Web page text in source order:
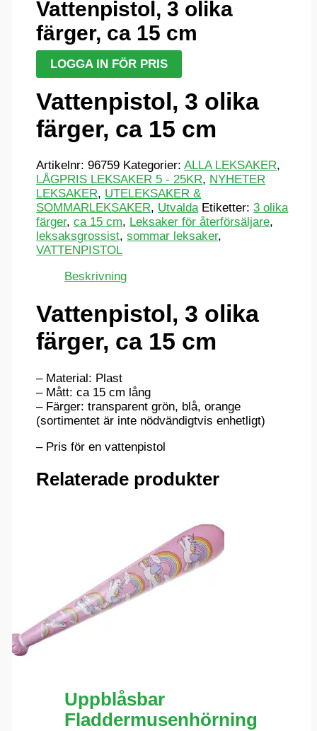
Vattenpistol, 3 olika
färger, ca 15 cm
LOGGA IN FÖR PRIS
Vattenpistol, 3 olika
färger, ca 15 cm
Artikelnr:96759 Kategorier:ALLA LEKSAKER,
LÅGPRIS LEKSAKER 5 - 25KR, NYHETER
LEKSAKER, UTELEKSAKER &
SOMMARLEKSAKER, Utvalda Etiketter:3 olika
färger,ca 15 cm, Leksaker för återförsäljare,
leksaksgrossist,sommar leksaker,
VATTENPISTOL
Beskrivning
Vattenpistol, 3 olika
färger, ca 15 cm
– Material: Plast
– Mått: ca 15 cm lång
– Färger: transparent grön, blå, orange
(sortimentet är inte nödvändigtvis enhetligt)
– Pris för en vattenpistol
Relaterade produkter
Uppblåsbar
Fladdermusenhörning